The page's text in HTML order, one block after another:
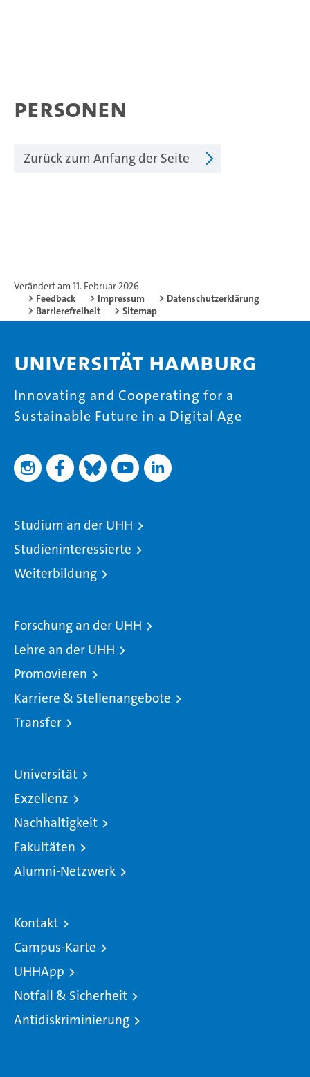
Personen
Zurück zum Anfang der Seite
Verändert am 11. Februar 2026
Feedback
Impressum
Datenschutzerklärung
Barrierefreiheit
Sitemap
Universität Hamburg
Innovating and Cooperating for a
Sustainable Future in a Digital Age
Studium an der UHH
Studieninteressierte
Weiterbildung
Forschung an der UHH
Lehre an der UHH
Promovieren
Karriere & Stellenangebote
Transfer
Universität
Exzellenz
Nachhaltigkeit
Fakultäten
Alumni-Netzwerk
Kontakt
Campus-Karte
UHHApp
Notfall & Sicherheit
Antidiskriminierung